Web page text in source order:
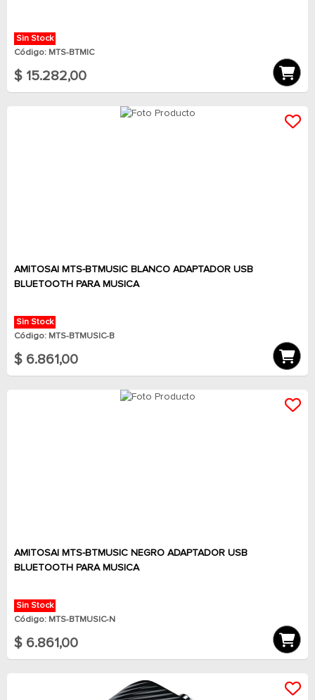
Sin Stock
Código: MTS-BTMIC
$ 15.282,00
AMITOSAI MTS-BTMUSIC BLANCO ADAPTADOR USB
BLUETOOTH PARA MUSICA
Sin Stock
Código: MTS-BTMUSIC-B
$ 6.861,00
AMITOSAI MTS-BTMUSIC NEGRO ADAPTADOR USB
BLUETOOTH PARA MUSICA
Sin Stock
Código: MTS-BTMUSIC-N
$ 6.861,00